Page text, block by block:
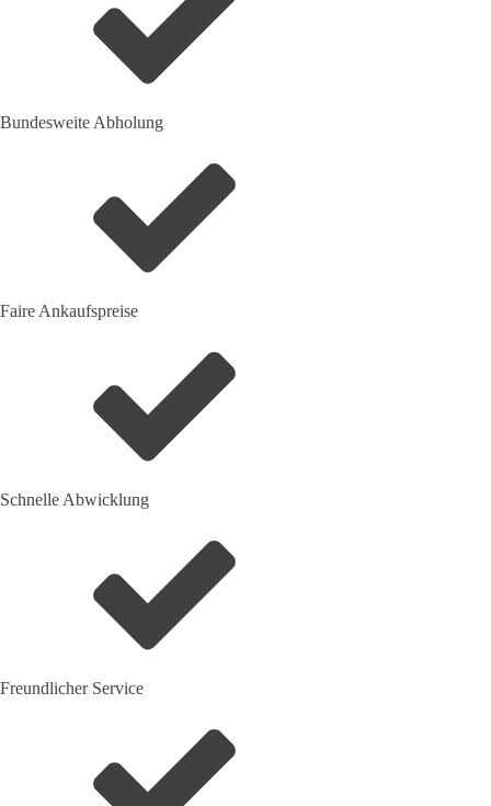
Bundesweite Abholung
Faire Ankaufspreise
Schnelle Abwicklung
Freundlicher Service